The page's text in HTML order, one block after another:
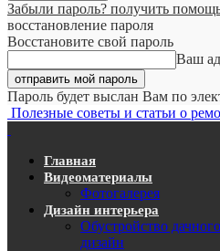
Забыли пароль? получить
восстановление пароля
Восстановите свой пароль
Ваш
Пароль будет выслан Вам по
Полезные советы и статьи о
Главная
Видеоматериалы
Фотогалерея
Дизайн интерьера
Обустройство
дизайн